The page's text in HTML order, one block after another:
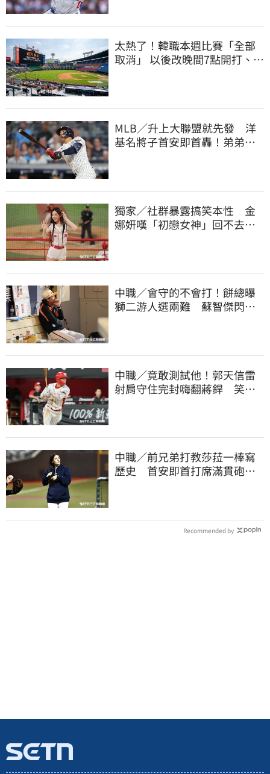
太熱了！韓職本週比賽「全部
取消」 以後改晚間7點開打、增
MLB／升上大聯盟就先發 洋
基名將子首安即首轟！弟弟小
獨家／社群暴露搞笑本性 金
娜妍嘆「初戀女神」回不去！
中職／會守的不會打！餅總曝
獅二游人選兩難 蘇智傑閃到
中職／竟敢測試他！郭天信雷
射肩守住完封嗨翻蔣銲 笑談
中職／前兄弟打教莎菈一棒寫
歷史 首安即首打席滿貫砲！
Recommended by